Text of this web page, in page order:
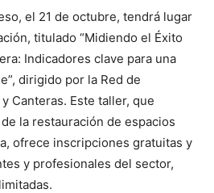
el 21 de octubre, tendrá lugar
titulado “Midiendo el Éxito
Indicadores clave para una
dirigido por la Red de
Canteras. Este taller, que
la restauración de espacios
ofrece inscripciones gratuitas y
y profesionales del sector,